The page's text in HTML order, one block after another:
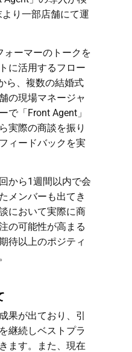
り一部店舗にて運
ォーマーのトークを
に活用するフロー
ら、複数の結婚式
の現場マネージャ
で「Front Agent」
実際の商談を振り
ィードバックを実
から1週間以内で会
メンバーも出てき
において実際に商
の可能性が高まる
待以上のポジティ
果が出ており、引
継続しベストプラ
ます。また、現在